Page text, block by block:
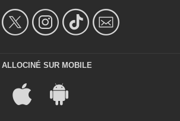
ALLOCINÉ SUR MOBILE